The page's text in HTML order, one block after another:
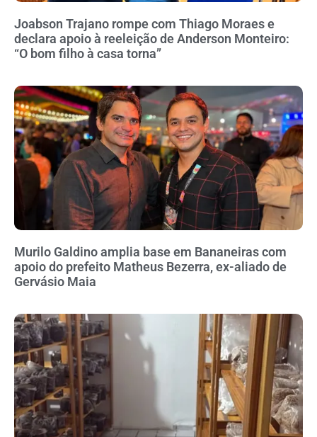
Joabson Trajano rompe com Thiago Moraes e
declara apoio à reeleição de Anderson Monteiro:
“O bom filho à casa torna”
Murilo Galdino amplia base em Bananeiras com
apoio do prefeito Matheus Bezerra, ex-aliado de
Gervásio Maia